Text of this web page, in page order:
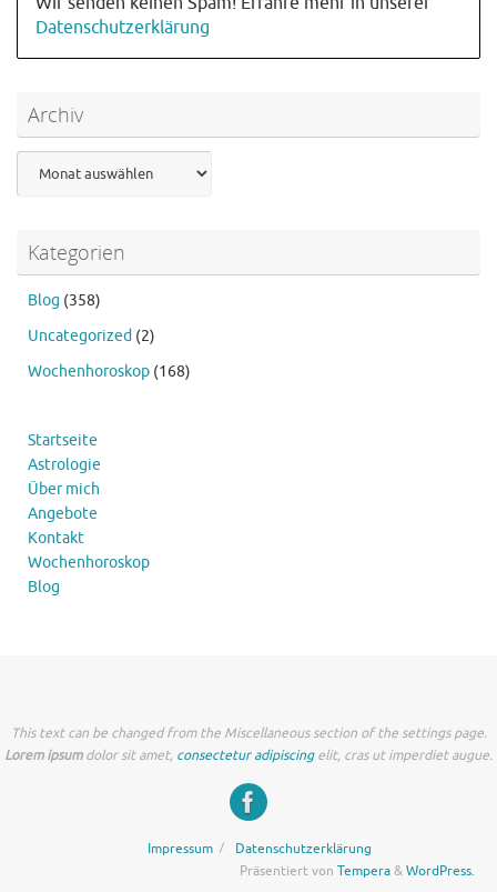
Datenschutzerklärung
Archiv
Kategorien
Blog (358)
Uncategorized (2)
Wochenhoroskop (168)
Startseite
Astrologie
Über mich
Angebote
Kontakt
Wochenhoroskop
Blog
This text can be changed from the Miscellaneous section of the settings page.
Lorem ipsumdolor sit amet, consectetur adipiscingelit, cras ut imperdiet augue.
Impressum
Datenschutzerklärung
Präsentiert von Tempera&WordPress.